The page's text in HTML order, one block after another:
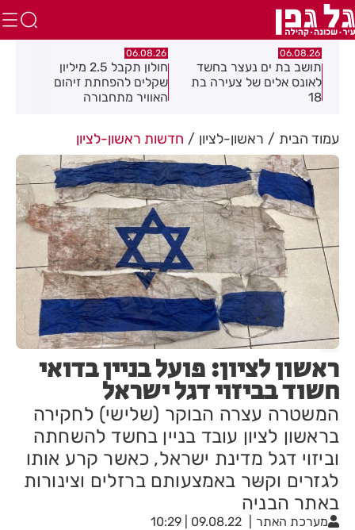
06.08.26
חולון תקבל 2.5 מיליון
שקלים להפחתת זיהום
האוויר מתחבורה
06.08.26
נעצר תושב מודיעין עילית
בחשד שאיים על מפקד
תחנת בני ברק–רמת גן
עמוד הבית ראשון-לציון חדשות ראשון-לציון
ראשון לציון: פועל בניין בדואי
חשוד בביזוי דגל ישראל
המשטרה עצרה הבוקר (שלישי) לחקירה
בראשון לציון עובד בניין בחשד להשחתה
וביזוי דגל מדינת ישראל, כאשר קרע אותו
לגזרים וקשּר באמצעותם ברזלים וצינורות
באתר הבניה
מערכת האתר 09.08.22 | 10:29